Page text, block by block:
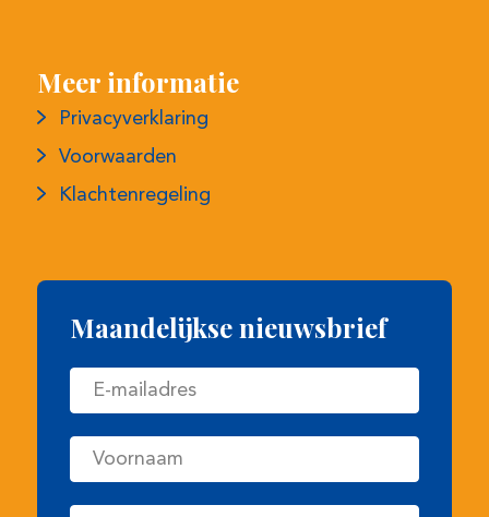
Meer informatie
Privacyverklaring
Voorwaarden
Klachtenregeling
Maandelijkse nieuwsbrief